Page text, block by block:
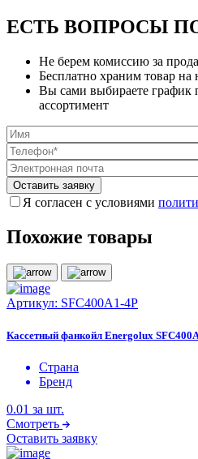
ЕСТЬ ВОПРОСЫ
Не берем комиссию за
Бесплатно храним товар на
Вы сами выбираете график
ассортимент
Я согласен с условиями
Похожие товары
Артикул: SFC400A1-4P
Кассетный фанкойл Energolux
Страна
Бренд
0.01 за шт.
Смотреть
Оставить заявку